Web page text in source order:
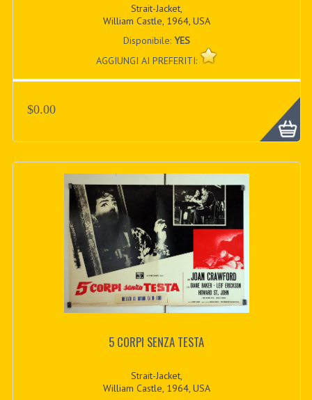
Strait-Jacket,
William Castle, 1964, USA
Disponibile: YES
AGGIUNGI AI PREFERITI:
$0.00
5 CORPI SENZA TESTA
Strait-Jacket,
William Castle, 1964, USA